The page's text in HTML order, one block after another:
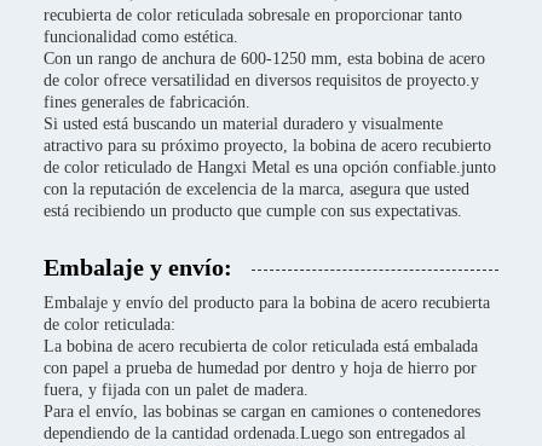
recubierta de color reticulada sobresale en proporcionar tanto
funcionalidad como estética.
Con un rango de anchura de 600-1250 mm, esta bobina de acero
de color ofrece versatilidad en diversos requisitos de proyecto.y
fines generales de fabricación.
Si usted está buscando un material duradero y visualmente
atractivo para su próximo proyecto, la bobina de acero recubierto
de color reticulado de Hangxi Metal es una opción confiable.junto
con la reputación de excelencia de la marca, asegura que usted
está recibiendo un producto que cumple con sus expectativas.
Embalaje y envío:
Embalaje y envío del producto para la bobina de acero recubierta
de color reticulada:
La bobina de acero recubierta de color reticulada está embalada
con papel a prueba de humedad por dentro y hoja de hierro por
fuera, y fijada con un palet de madera.
Para el envío, las bobinas se cargan en camiones o contenedores
dependiendo de la cantidad ordenada.Luego son entregados al